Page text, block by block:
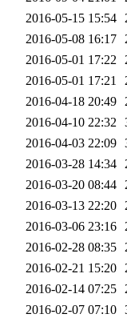
2016-05-15 15:54
2016-05-08 16:17
2016-05-01 17:22
2016-05-01 17:21
2016-04-18 20:49
2016-04-10 22:32
2016-04-03 22:09
2016-03-28 14:34
2016-03-20 08:44
2016-03-13 22:20
2016-03-06 23:16
2016-02-28 08:35
2016-02-21 15:20
2016-02-14 07:25
2016-02-07 07:10